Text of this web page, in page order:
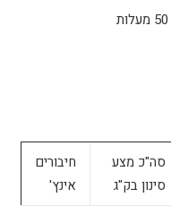
סה"כ מצע
סינון בק"ג
חיבורים
אינץ'